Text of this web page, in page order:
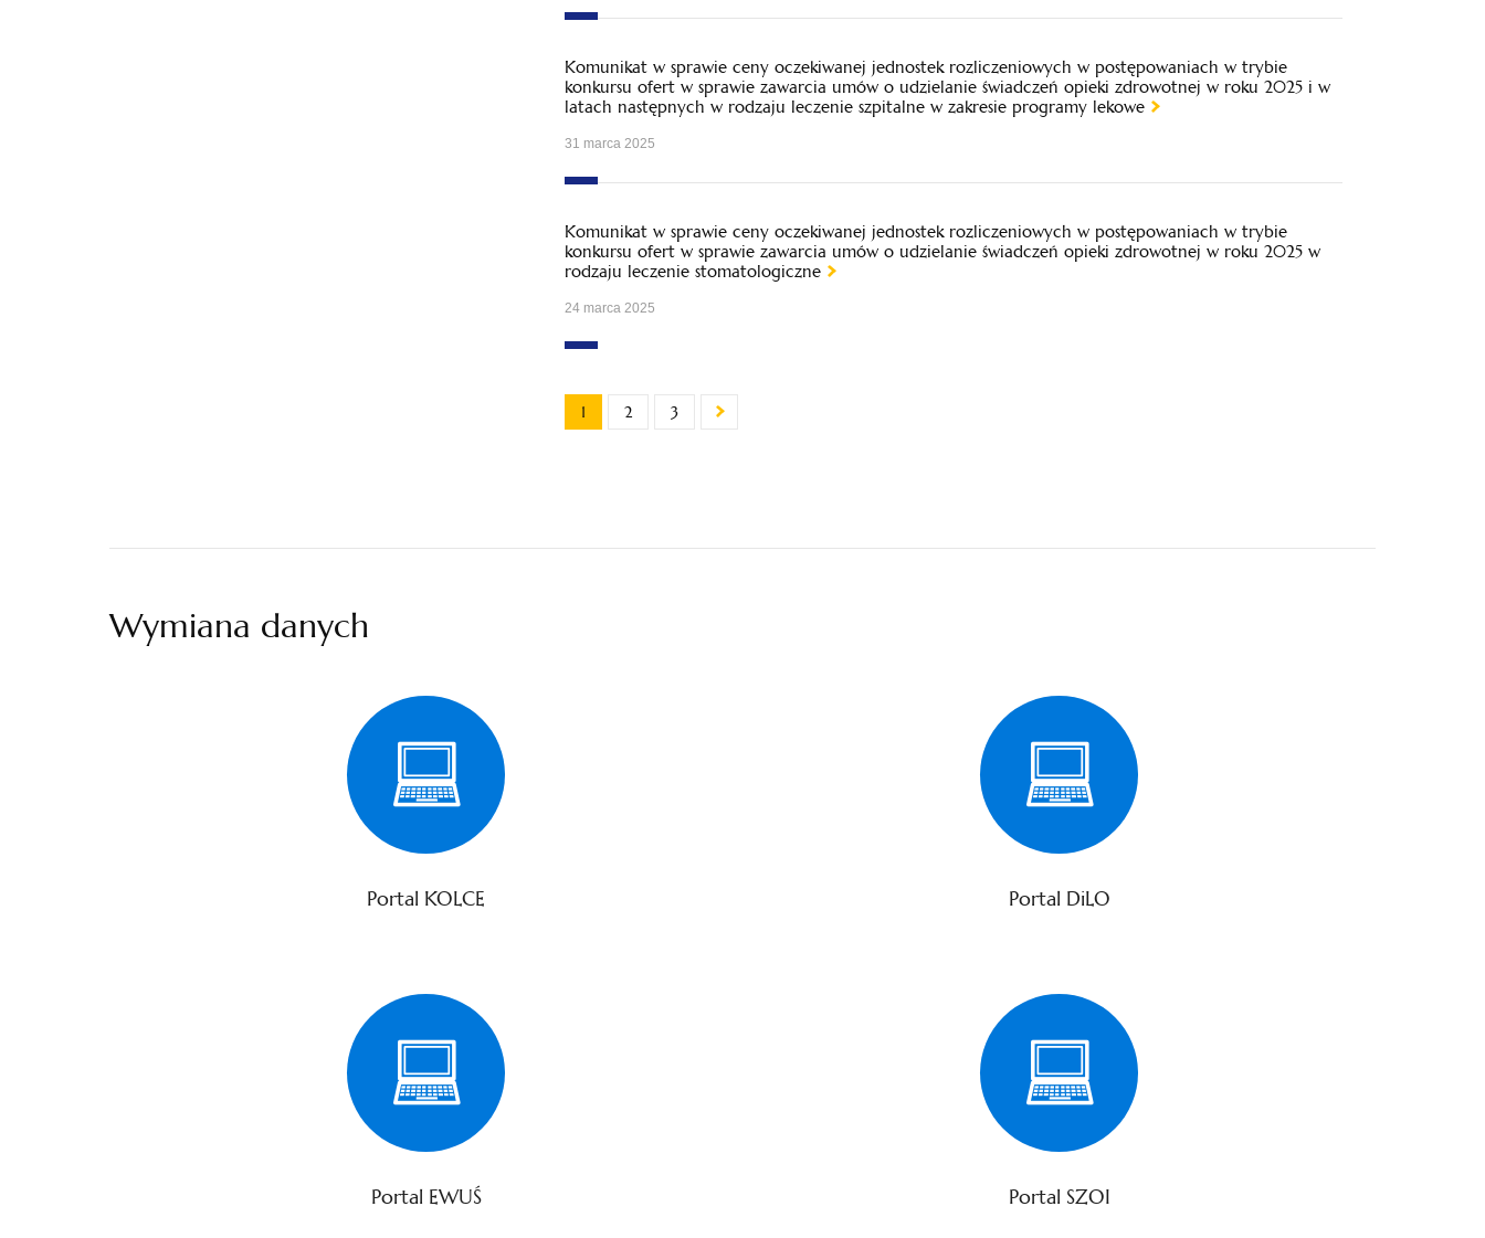
Komunikat w sprawie ceny oczekiwanej jednostek rozliczeniowych w postępowaniach w trybie
konkursu ofert w sprawie zawarcia umów o udzielanie świadczeń opieki zdrowotnej w roku 2025 i w
latach następnych w rodzaju leczenie szpitalne w zakresie programy lekowe
31 marca 2025
Komunikat w sprawie ceny oczekiwanej jednostek rozliczeniowych w postępowaniach w trybie
konkursu ofert w sprawie zawarcia umów o udzielanie świadczeń opieki zdrowotnej w roku 2025 w
rodzaju leczenie stomatologiczne
24 marca 2025
1 2 3
Wymiana danych
Portal KOLCE Portal DiLO
Portal EWUŚ Portal SZOI